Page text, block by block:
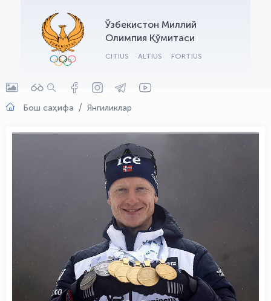
Ўзбекистон Миллий
Олимпия Қўмитаси
CITIUS ALTIUS FORTIUS
Бош саҳифа Янгиликлар
OLYMPCHIK AI - yordamchi
Онлайн · olympic.uz